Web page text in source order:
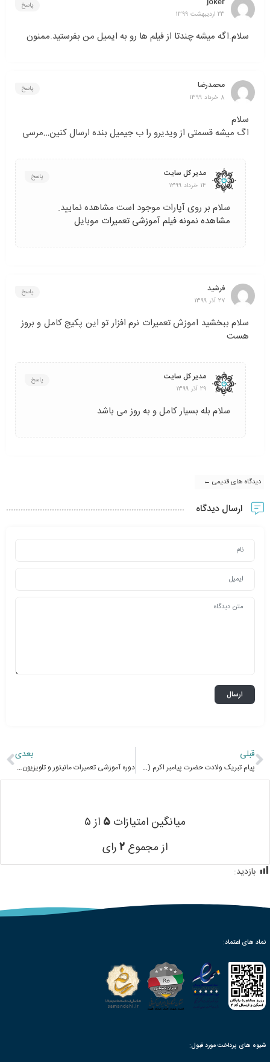
23 اردیبهشت 1399
پاسخ
سلام.اگه میشه چندتا از فیلم ها رو به ایمیل من بفرستید.ممنون
محمدرضا
8 خرداد 1399
پاسخ
سلام
اگ میشه قسمتی از ویدیرو را ب جیمیل بنده ارسال کنین…مرسی
مدیر کل سایت
14 خرداد 1399
پاسخ
سلام بر روی آپارات موجود است مشاهده نمایید.
مشاهده نمونه فیلم آموزشی تعمیرات موبایل
فرشید
27 آذر 1399
پاسخ
سلام ببخشید اموزش تعمیرات نرم افزار تو این پکیج کامل و بروز
هست
مدیر کل سایت
29 آذر 1399
پاسخ
سلام بله بسیار کامل و به روز می باشد
دیدگاه های قدیمی ←
ارسال دیدگاه
قبلی
پیام تبریک ولادت حضرت پیامبر اکرم (ص) و ولادت حضرت امام جعفر صادق(ع)
بعدی
دوره آموزشی تعمیرات مانیتور و تلویزیون LED,LCD,3D ,PLASMA Monitor & TV Repairs E-learningB
میانگین امتیازات ۵ از ۵
از مجموع ۲رای
بازدید: